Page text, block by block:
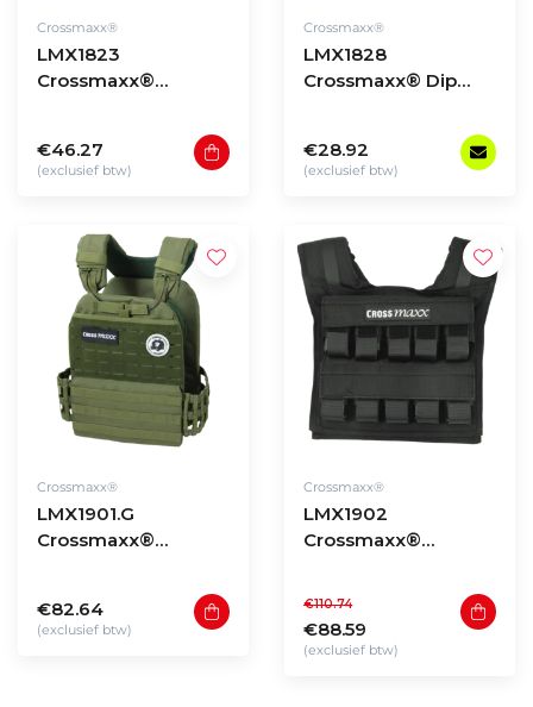
Crossmaxx®
LMX1823
Crossmaxx®
€46.27
(exclusief btw)
Crossmaxx®
LMX1828
Crossmaxx® Dip
€28.92
(exclusief btw)
Crossmaxx®
LMX1901.G
Crossmaxx®
€82.64
(exclusief btw)
Crossmaxx®
LMX1902
Crossmaxx®
€88.59
€110.74
(exclusief btw)